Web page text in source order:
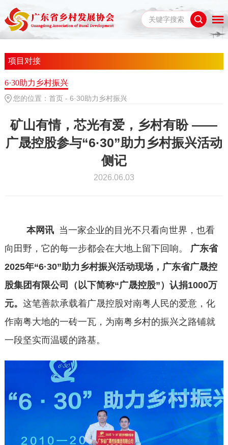
项目对接
6·30助力乡村振兴
您的位置： 首页 - 6·30助力乡村振兴
矿山有情，芯光有爱，乡村有盼 ——
广晟控股参与“6·30”助力乡村振兴活动
侧记
2026.06.03
本网讯当一家企业的目光不只看向世界，也看
向田野，它的每一步都会在大地上留下回响。
广东省
2025年“6·30”助力乡村振兴活动现场，广东省广晟控
股集团有限公司（以下简称“广晟控股”）认捐1000万
元。 这笔善款承载着广晟控股对南粤人民的爱意，化
作南粤大地的一砖一瓦，为南粤乡村的振兴之路铺就
一段坚实而温暖的路基。